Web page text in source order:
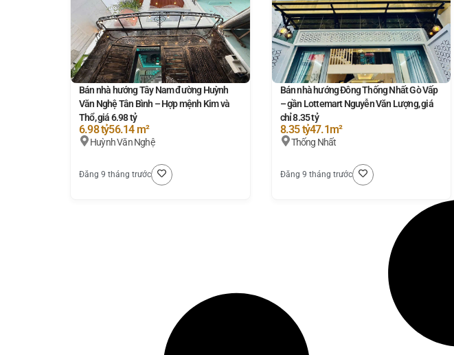
Bán nhà hướng Tây Nam đường Huỳnh
Văn Nghệ Tân Bình – Hợp mệnh Kim và
Thổ, giá 6.98 tỷ
6.98 tỷ56.14 m²
Huỳnh Văn Nghệ
Đăng 9 tháng trước
Bán nhà hướng Đông Thống Nhất Gò Vấp
– gần Lottemart Nguyễn Văn Lượng, giá
chỉ 8.35 tỷ
8.35 tỷ47.1m²
Thống Nhất
Đăng 9 tháng trước